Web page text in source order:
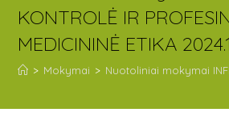
KONTROLĖ IR
MEDICININĖ ETIKA
> Mokymai > Nuotoliniai mokymai